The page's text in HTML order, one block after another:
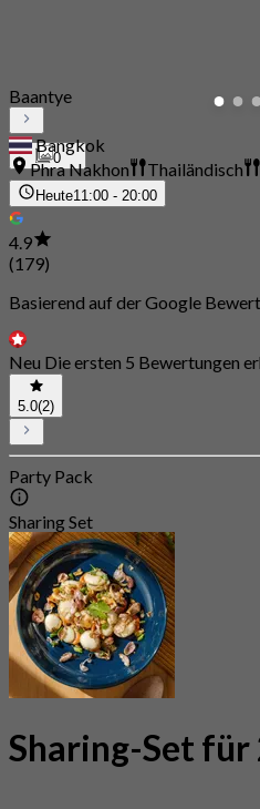
0
Baantye
Bangkok
Phra Nakhon
Thailändisch
Heute11:00 - 20:00
4.9
(179)
Basierend auf der Google
Neu Die ersten 5 Bewertungen
5.0(2)
Party Pack
Sharing Set
Sharing-Set für